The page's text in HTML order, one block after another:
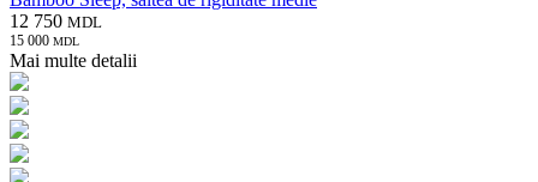
12 750 MDL
15 000 MDL
Mai multe detalii